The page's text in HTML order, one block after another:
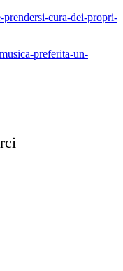
cura-dei-propri-
preferita-un-